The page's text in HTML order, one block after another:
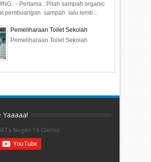
. - Pertama : Pilah sampah organic
pembuangan sampah lalu lemb...
Pemeliharaan Toilet Sekolah
Pemeliharaan Toilet Sekolah
Yaaaaa!